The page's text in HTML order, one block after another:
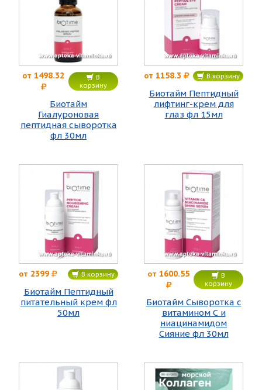
от 1498.32
В
корзину
Биотайм
Гиалуроновая
пептидная сыворотка
фл 30мл
от 1158.3 В корзину
Биотайм Пептидный
лифтинг-крем для
глаз фл 15мл
от 2399 В корзину
Биотайм Пептидный
питательный крем фл
50мл
от 1600.55
В
корзину
Биотайм Сыворотка с
витамином С и
ниацинамидом
Сияние фл 30мл